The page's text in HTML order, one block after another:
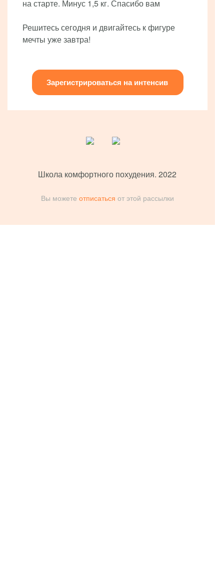
на старте. Минус 1,5 кг. Спасибо вам
Решитесь сегодня и двигайтесь к фигуре
мечты уже завтра!
Зарегистрироваться на интенсив
Школа комфортного похудения. 2022
Вы можете отписаться от этой рассылки